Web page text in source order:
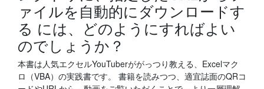
ァイルを自動的にダウンロードす
る には、どのようにすればよい
のでしょうか？
本書は人気エクセルYouTuberががっつり教える、Excelマク
ロ（VBA）の実践書です。 書籍を読みつつ、適宜誌面のQRコ